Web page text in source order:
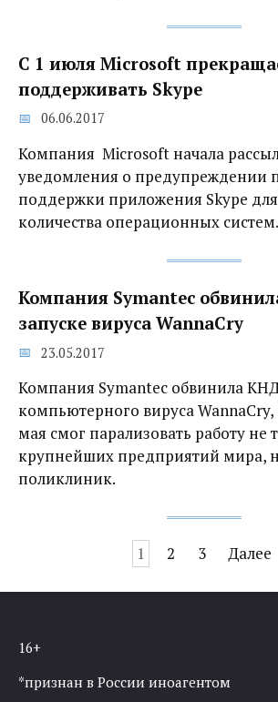
С 1 июля Microsoft
поддерживать Skype
06.06.2017
Компания Microsoft начала
уведомления о предупреждении
поддержки приложения Skype
количества операционных систем.
Компания Symantec
запуске вируса WannaCry
23.05.2017
Компания Symantec обвинила
компьютерного вируса
мая смог парализовать работу не
крупнейших предприятий мира,
поликлиник.
записям
1 2 3 Далее
16+
*признан в России иноагентом